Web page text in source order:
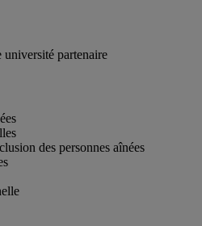
université partenaire
des personnes aînées